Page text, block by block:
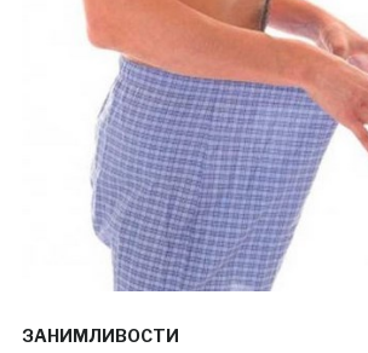
ЗАНИМЛИВОСТИ